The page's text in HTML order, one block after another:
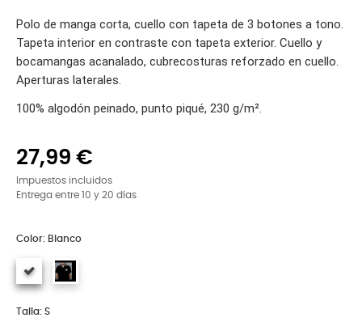
Polo de manga corta, cuello con tapeta de 3 botones a tono.
Tapeta interior en contraste con tapeta exterior. Cuello y
bocamangas acanalado, cubrecosturas reforzado en cuello.
Aperturas laterales.
100% algodón peinado, punto piqué, 230 g/m².
27,99 €
Impuestos incluidos
Entrega entre 10 y 20 días
Color: Blanco
Talla: S